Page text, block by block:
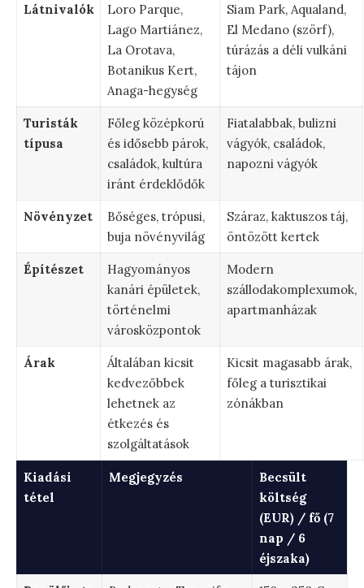
Látnivalók
Loro Parque,
Lago Martiánez,
La Orotava,
Botanikus Kert,
Anaga-hegység
Siam Park, Aqualand,
El Medano (szörf),
túrázás a déli vulkáni
tájon
Turisták
típusa
Főleg középkorú
és idősebb párok,
családok, kultúra
iránt érdeklődők
Fiatalabbak, bulizni
vágyók, családok,
napozni vágyók
Növényzet
Bőséges, trópusi,
buja növényvilág
Száraz, kaktuszos táj,
öntözött kertek
Építészet
Hagyományos
kanári épületek,
történelmi
városközpontok
Modern
szállodakomplexumok,
apartmanházak
Árak
Általában kicsit
kedvezőbbek
lehetnek az
étkezés és
szolgáltatások
Kicsit magasabb árak,
főleg a turisztikai
zónákban
Kiadási
tétel
Megjegyzés
Becsült
költség
(EUR) / fő (7
nap / 6
éjszaka)